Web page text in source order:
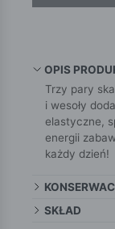
OPIS
Trzy pary
i wesoły
elastyczne,
energii
każdy dzień!
SKŁAD